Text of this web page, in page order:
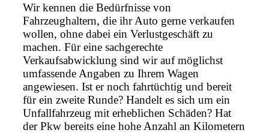
Wir kennen die Bedürfnisse von
Fahrzeughaltern, die ihr Auto gerne verkaufen
wollen, ohne dabei ein Verlustgeschäft zu
machen. Für eine sachgerechte
Verkaufsabwicklung sind wir auf möglichst
umfassende Angaben zu Ihrem Wagen
angewiesen. Ist er noch fahrtüchtig und bereit
für ein zweite Runde? Handelt es sich um ein
Unfallfahrzeug mit erheblichen Schäden? Hat
der Pkw bereits eine hohe Anzahl an Kilometern